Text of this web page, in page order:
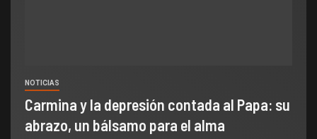
NOTICIAS
Carmina y la depresión contada al Papa: su
abrazo, un bálsamo para el alma